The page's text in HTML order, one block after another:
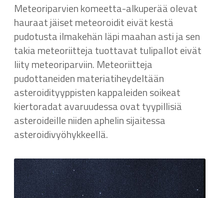
Meteoriparvien komeetta-alkuperää olevat
hauraat jäiset meteoroidit eivät kestä
pudotusta ilmakehän läpi maahan asti ja sen
takia meteoriitteja tuottavat tulipallot eivät
liity meteoriparviin. Meteoriitteja
pudottaneiden materiatiheydeltään
asteroidityyppisten kappaleiden soikeat
kiertoradat avaruudessa ovat tyypillisiä
asteroideille niiden aphelin sijaitessa
asteroidivyöhykkeellä.